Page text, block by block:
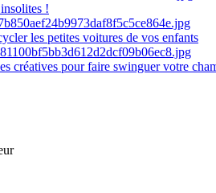
!
les petites voitures de vos enfants
créatives pour faire swinguer votre